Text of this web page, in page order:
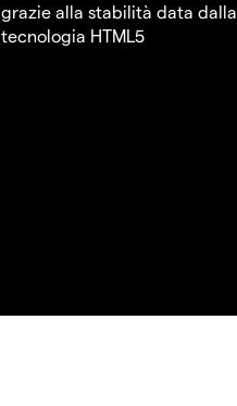
grazie alla stabilità data dalla
tecnologia HTML5